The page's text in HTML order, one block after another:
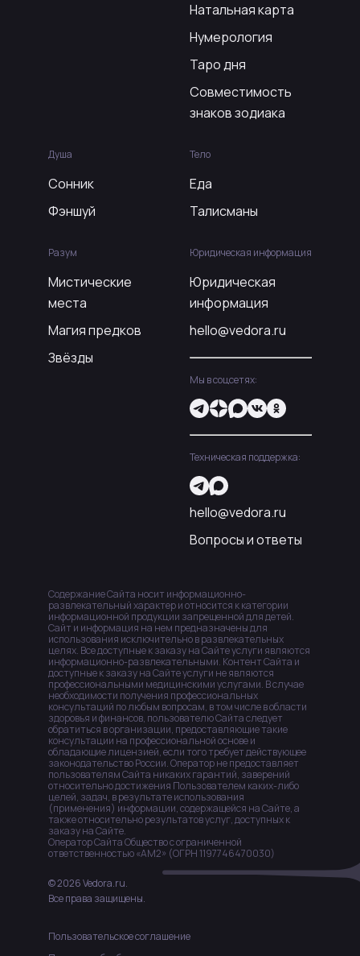
Натальная карта
Нумерология
Таро дня
Совместимость
знаков зодиака
Душа
Сонник
Фэншуй
Тело
Еда
Талисманы
Разум
Мистические
места
Магия предков
Звёзды
Юридическая информация
Юридическая
информация
hello@vedora.ru
Мы в соцсетях:
Техническая поддержка:
hello@vedora.ru
Вопросы и ответы
Содержание Сайта носит информационно-
развлекательный характер и относится к категории
информационной продукции запрещенной для детей.
Сайт и информация на нем предназначены для
использования исключительно в развлекательных
целях. Все доступные к заказу на Сайте услуги являются
информационно-развлекательными. Контент Сайта и
доступные к заказу на Сайте услуги не являются
профессиональными медицинскими услугами. В случае
необходимости получения профессиональных
консультаций по любым вопросам, в том числе в области
здоровья и финансов, пользователю Сайта следует
обратиться в организации, предоставляющие такие
консультации на профессиональной основе и
обладающие лицензией, если того требует действующее
законодательство России. Оператор не предоставляет
пользователям Сайта никаких гарантий, заверений
относительно достижения Пользователем каких-либо
целей, задач, в результате использования
(применения) информации, содержащейся на Сайте, а
также относительно результатов услуг, доступных к
заказу на Сайте.
Оператор Сайта Общество с ограниченной
ответственностью «АМ2» (ОГРН 1197746470030)
© 2026 Vedora.ru.
Все права защищены.
Пользовательское соглашение